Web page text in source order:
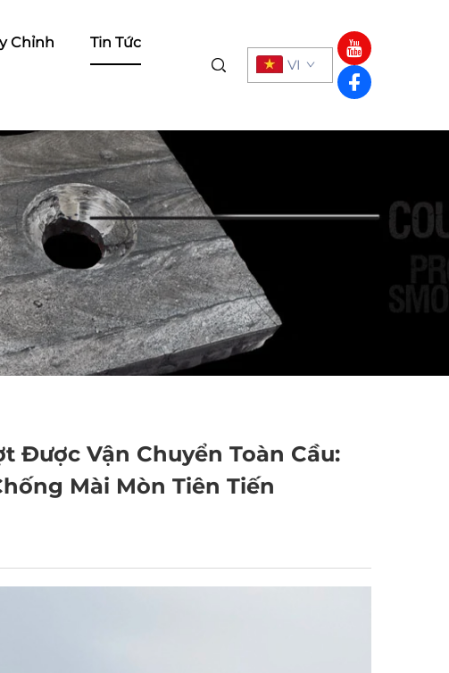
Chỉnh Tin Tức
VI
Được Vận Chuyển Toàn Cầu:
Mài Mòn Tiên Tiến